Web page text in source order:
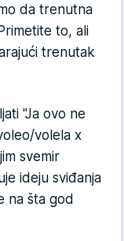
da trenutna
to, ali
trenutak
"Ja ovo ne
volela x
svemir
ideju sviđanja
na šta god